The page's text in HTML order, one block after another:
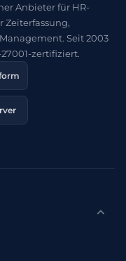
Anbieter für HR-
Zeiterfassung,
Seit 2003
zertifiziert.